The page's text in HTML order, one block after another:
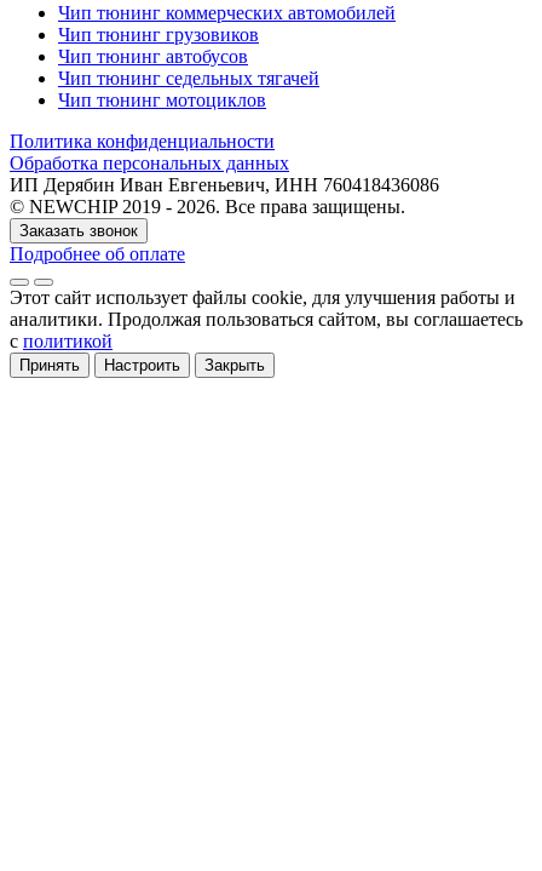
Чип тюнинг коммерческих автомобилей
Чип тюнинг грузовиков
Чип тюнинг автобусов
Чип тюнинг седельных тягачей
Чип тюнинг мотоциклов
Политика конфиденциальности
Обработка персональных данных
ИП Дерябин Иван Евгеньевич, ИНН 760418436086
© NEWCHIP 2019 - 2026. Все права защищены.
Заказать звонок
Подробнее об оплате
Этот сайт использует файлы cookie, для улучшения работы и
аналитики. Продолжая пользоваться сайтом, вы соглашаетесь
с политикой
Принять Настроить Закрыть